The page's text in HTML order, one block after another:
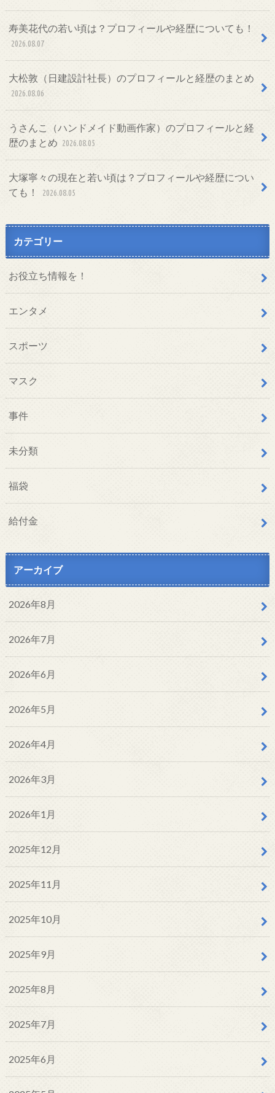
寿美花代の若い頃は？プロフィールや経歴についても！
2026.08.07
大松敦（日建設計社長）のプロフィールと経歴のまとめ
2026.08.06
うさんこ（ハンドメイド動画作家）のプロフィールと経
歴のまとめ 2026.08.05
大塚寧々の現在と若い頃は？プロフィールや経歴につい
ても！
2026.08.05
カテゴリー
お役立ち情報を！
エンタメ
スポーツ
マスク
事件
未分類
福袋
給付金
アーカイブ
2026年8月
2026年7月
2026年6月
2026年5月
2026年4月
2026年3月
2026年1月
2025年12月
2025年11月
2025年10月
2025年9月
2025年8月
2025年7月
2025年6月